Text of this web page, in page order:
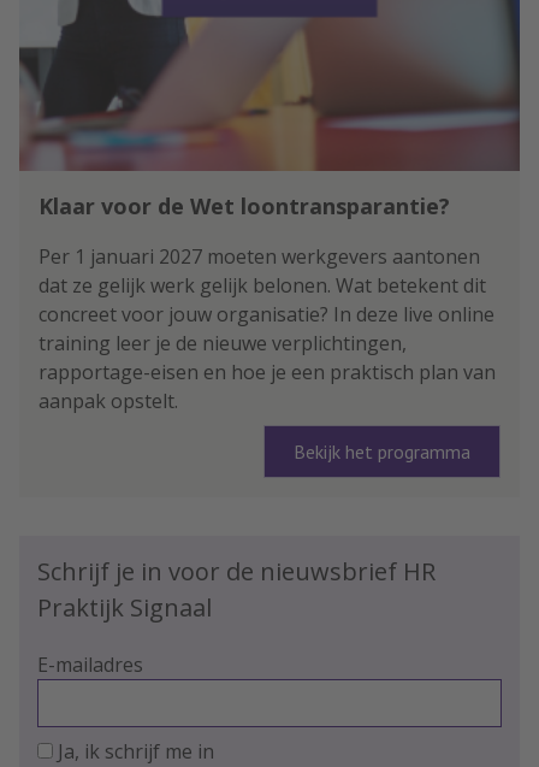
Klaar voor de Wet loontransparantie?
Per 1 januari 2027 moeten werkgevers aantonen
dat ze gelijk werk gelijk belonen. Wat betekent dit
concreet voor jouw organisatie? In deze live online
training leer je de nieuwe verplichtingen,
rapportage-eisen en hoe je een praktisch plan van
aanpak opstelt.
Bekijk het programma
Schrijf je in voor de nieuwsbrief HR
Praktijk Signaal
E-mailadres
Ja, ik schrijf me in